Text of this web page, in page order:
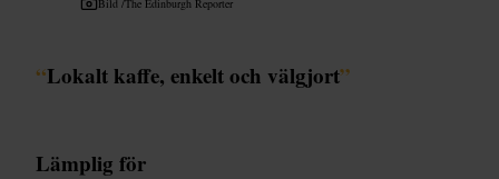
“Lokalt kaffe, enkelt och välgjort”
Lämplig för